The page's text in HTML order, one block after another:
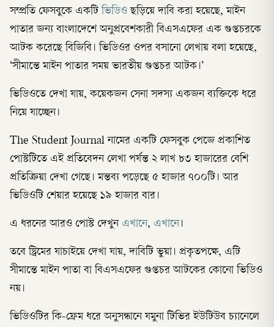
সম্প্রতি ফেসবুকে একটিভিডিও ছড়িয়ে দাবি করা হয়েছে, মাইন
পাতার জন্য বাংলাদেশে অনুপ্রবেশকারী বিএসএফের এক গুপ্তচরকে
আটক করেছে বিজিবি। ভিডিওর ওপর বসানো লেখায় বলা হয়েছে,
‘সীমান্তে মাইন পাতার সময় ভারতীয় গুপ্তচর আটক।’
ভিডিওতে দেখা যায়, কয়েকজন সেনা সদস্য একজন ব্যক্তিকে ধরে
নিয়ে যাচ্ছেন।
The Student Journal নামের একটি ফেসবুক পেজে প্রকাশিত
পোস্টটিতে এই প্রতিবেদন লেখা পর্যন্ত ২ লাখ ৮৩ হাজারের বেশি
প্রতিক্রিয়া দেখা গেছে। মন্তব্য পড়েছে ৫ হাজার ৭০০টি। আর
ভিডিওটি শেয়ার হয়েছে ১৯ হাজার বার।
এ ধরনের আরও পোস্ট দেখুন এখানে, এখানে।
তবে স্ট্রিমের যাচাইয়ে দেখা যায়, দাবিটি ভুয়া। প্রকৃতপক্ষে, এটি
সীমান্তে মাইন পাতা বা বিএসএফের গুপ্তচর আটকের কোনো ভিডিও
নয়।
ভিডিওটির কি-ফ্রেম ধরে অনুসন্ধানে যমুনা টিভির ইউটিউব চ্যানেলে